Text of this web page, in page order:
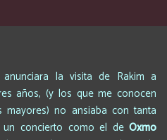
la visita de Rakim a
años, (y los que me conocen
no ansiaba con tanta
concierto como el de Oxmo